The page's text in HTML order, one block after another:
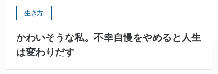
生き方
かわいそうな私。不幸自慢をやめると人生
は変わりだす